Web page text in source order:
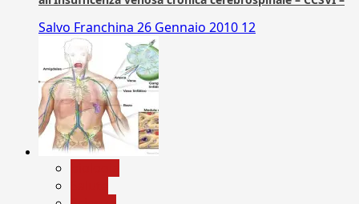
Salvo Franchina 26 Gennaio 2010 12